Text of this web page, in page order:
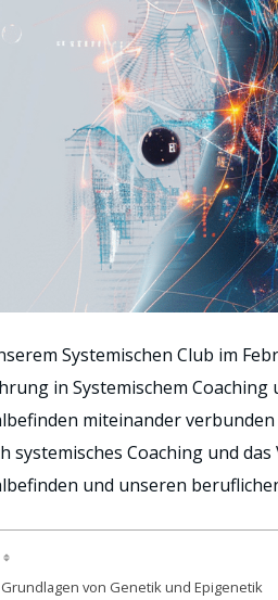
Systemischen Club im
in Systemischem
miteinander
systemisches Coaching und
und unseren
von Genetik und Epigenetik